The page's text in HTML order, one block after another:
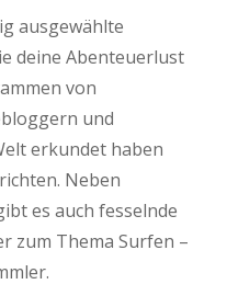
ausgewählte
deine Abenteuerlust
von
und
erkundet haben
Neben
es auch fesselnde
zum Thema Surfen –